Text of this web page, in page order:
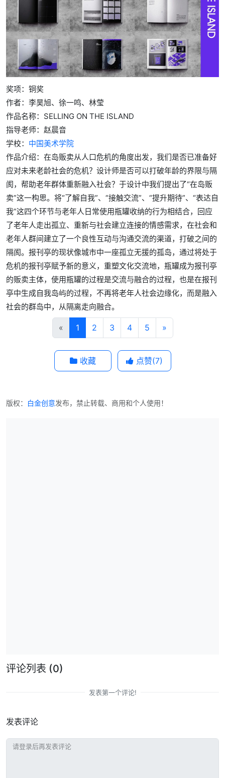
奖项：铜奖
作者：李昊旭、徐一鸣、林莹
作品名称：SELLING ON THE ISLAND
指导老师：赵晨音
学校： 中国美术学院
作品介绍：在岛贩卖从人口危机的角度出发，我们是否已准备好
应对未来老龄社会的危机？设计师是否可以打破年龄的界限与隔
阂，帮助老年群体重新融入社会？于设计中我们提出了“在岛贩
卖”这一构思。将“了解自我”、“接触交流”、“提升期待”、“表达自
我”这四个环节与老年人日常使用瓶罐收纳的行为相结合，回应
了老年人走出孤立、重新与社会建立连接的情感需求，在社会和
老年人群间建立了一个良性互动与沟通交流的渠道，打破之间的
隔阂。报刊亭的现状像城市中一座孤立无援的孤岛，通过将处于
危机的报刊亭赋予新的意义，重塑文化交流地，瓶罐成为报刊亭
的贩卖主体，使用瓶罐的过程是交流与融合的过程，也是在报刊
亭中生成自我岛屿的过程，不再将老年人社会边缘化，而是融入
社会的群岛中，从隔离走向融合。
« 1 2 3 4 5 »
收藏 点赞(7)
版权： 白金创意发布，禁止转载、商用和个人使用！
评论列表 (0)
发表第一个评论!
发表评论